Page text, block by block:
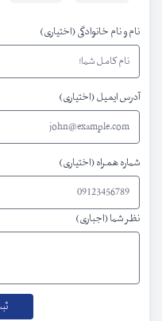
نام و نام خانوادگی (اختیاری)
آدرس ایمیل (اختیاری)
شماره همراه (اختیاری)
نظر شما (اجباری)